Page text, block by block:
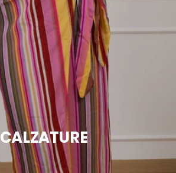
CALZATURE